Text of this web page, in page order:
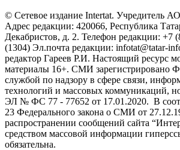
© Сетевое издание Intertat.
Адрес редакции: 420066, Республика
Декабристов, д. 2. Телефон редакции: +7
(1304) Эл.почта редакции: infotat@tatar-
редактор Гареев Р.И. Настоящий ресурс
материалы 16+. СМИ зарегистрировано
службой по надзору в сфере связи,
технологий и массовых коммуникаций,
ЭЛ № ФС 77 - 77652 от 17.01.2020. В
23 Федерального закона о СМИ от
распространении сообщений сайта
средством массовой информации
обязательна.